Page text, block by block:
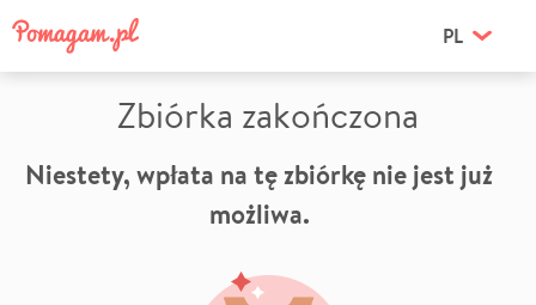
PL
Zbiórka zakończona
Niestety, wpłata na tę zbiórkę nie jest już
możliwa.